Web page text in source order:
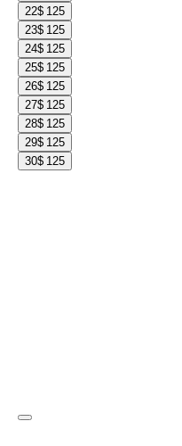
22$ 125
23$ 125
24$ 125
25$ 125
26$ 125
27$ 125
28$ 125
29$ 125
30$ 125